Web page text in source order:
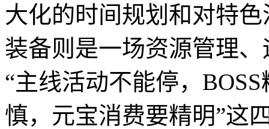
大化的时间规划和对特
装备则是一场资源管理
“主线活动不能停，
慎，元宝消费要精明”这